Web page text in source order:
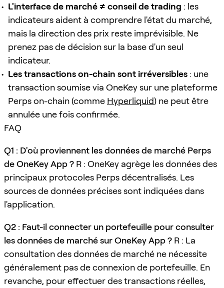
L'interface de marché ≠ conseil de trading : les
indicateurs aident à comprendre l'état du marché,
mais la direction des prix reste imprévisible. Ne
prenez pas de décision sur la base d'un seul
indicateur.
Les transactions on-chain sont irréversibles : une
transaction soumise via OneKey sur une plateforme
Perps on-chain (comme Hyperliquid) ne peut être
annulée une fois confirmée.
FAQ
Q1 : D'où proviennent les données de marché Perps
de OneKey App ? R : OneKey agrège les données des
principaux protocoles Perps décentralisés. Les
sources de données précises sont indiquées dans
l'application.
Q2 : Faut-il connecter un portefeuille pour consulter
les données de marché sur OneKey App ? R : La
consultation des données de marché ne nécessite
généralement pas de connexion de portefeuille. En
revanche, pour effectuer des transactions réelles,